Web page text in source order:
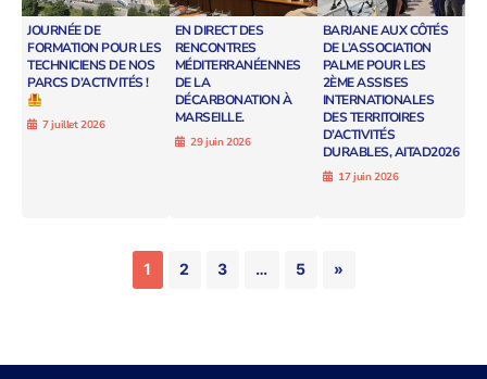
JOURNÉE DE
FORMATION POUR LES
TECHNICIENS DE NOS
PARCS D’ACTIVITÉS !
7 juillet 2026
EN DIRECT DES
RENCONTRES
MÉDITERRANÉENNES
DE LA
DÉCARBONATION À
MARSEILLE.
29 juin 2026
BARJANE AUX CÔTÉS
DE L’ASSOCIATION
PALME POUR LES
2ÈME ASSISES
INTERNATIONALES
DES TERRITOIRES
D’ACTIVITÉS
DURABLES, AITAD2026
17 juin 2026
1 2 3 … 5 »